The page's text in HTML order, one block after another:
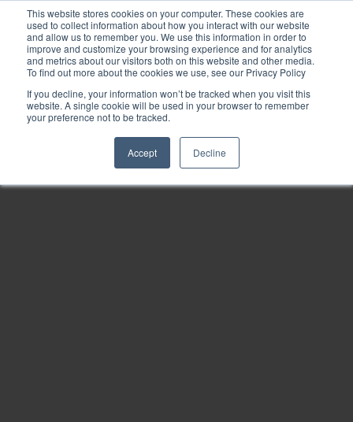
This website stores cookies on your computer. These cookies are
used to collect information about how you interact with our website
and allow us to remember you. We use this information in order to
improve and customize your browsing experience and for analytics
and metrics about our visitors both on this website and other media.
To find out more about the cookies we use, see our Privacy Policy
If you decline, your information won’t be tracked when you visit this
website. A single cookie will be used in your browser to remember
your preference not to be tracked.
Accept Decline